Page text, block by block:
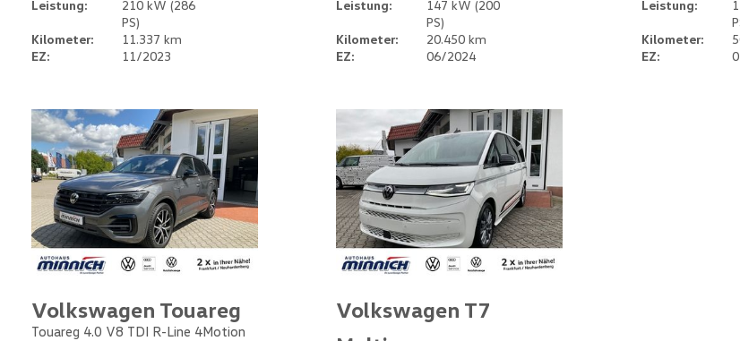
Leistung:
210 kW (286
PS)
Kilometer:
11.337 km
EZ:
11/2023
Leistung:
147 kW (200
PS)
Kilometer:
20.450 km
EZ:
06/2024
Leistung:
Kilometer:
EZ:
Volkswagen Touareg
Touareg 4.0 V8 TDI R-Line 4Motion
Volkswagen T7